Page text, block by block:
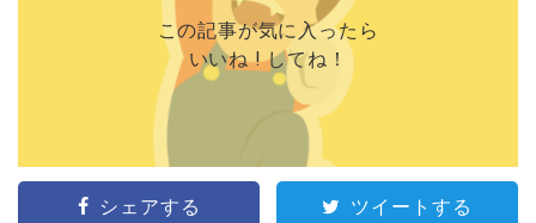
この記事が気に入ったら
いいね ! してね！
シェアする ツイートする